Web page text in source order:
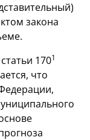
закона
1701
что